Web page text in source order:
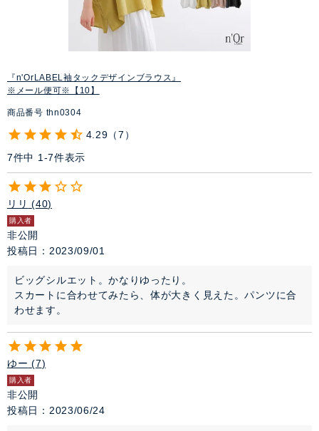
『n'OrLABEL袖タックデザインブラウス』
※メール便可※【10】
商品番号 thn0304
4.29
7
7件中 1-7件表示
リリ 40
購入者
非公開
投稿日
2023/09/01
ビッグシルエット。かなりゆったり。
スカートに合わせてみたら、体が大きく見えた。パンツに合
わせます。
ゆー 7
購入者
非公開
投稿日
2023/06/24